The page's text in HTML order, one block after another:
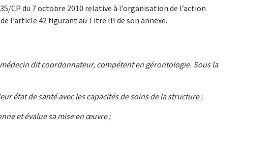
CP du 7 octobre 2010 relative à l’organisation de l’action
l’article 42 figurant au Titre III de son annexe.
dit coordonnateur, compétent en gérontologie. Sous la
état de santé avec les capacités de soins de la structure ;
et évalue sa mise en œuvre ;